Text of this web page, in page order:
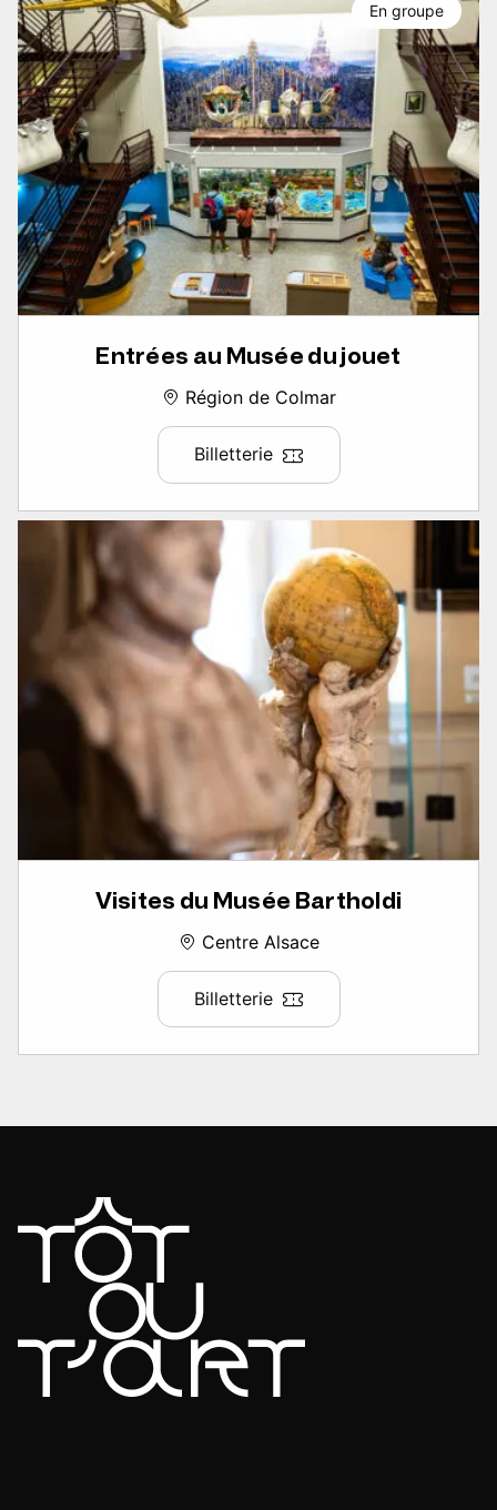
Entrées au Musée du jouet
Région de Colmar
Billetterie
En groupe
Visites du Musée Bartholdi
Centre Alsace
Billetterie